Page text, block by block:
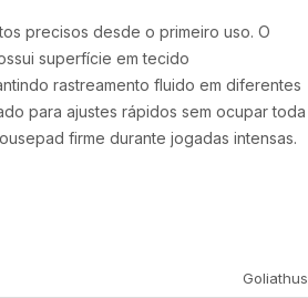
precisos desde o primeiro uso. O
superfície em tecido
rastreamento fluido em diferentes
para ajustes rápidos sem ocupar toda
firme durante jogadas intensas.
Goliathus